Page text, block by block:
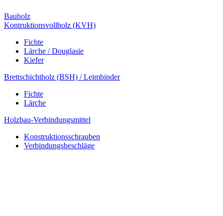
Bauholz
Kontruktionsvollholz (KVH)
Fichte
Lärche / Douglasie
Kiefer
Brettschichtholz (BSH) / Leimbinder
Fichte
Lärche
Holzbau-Verbindungsmittel
Konstruktionsschrauben
Verbindungsbeschläge